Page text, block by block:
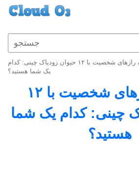
کشف رازهای شخصیت با ۱۲ حیوان زودیاک چینی: کدام
یک شما هستید؟
کشف رازهای شخصیت با ۱۲
چینی: کدام یک شما
هستید؟